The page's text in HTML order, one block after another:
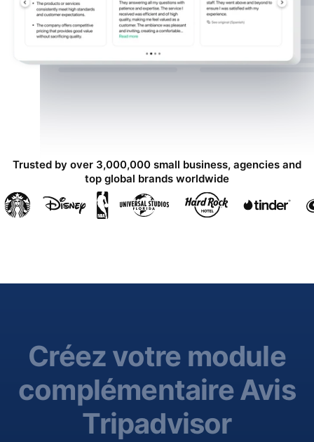
Trusted by over 3,000,000 small business, agencies and
top global brands worldwide
Créez votre module
complémentaire Avis
Tripadvisor